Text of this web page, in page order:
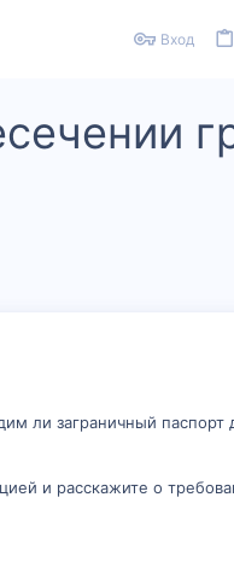
Вход
ли заграничный паспорт
и расскажите о